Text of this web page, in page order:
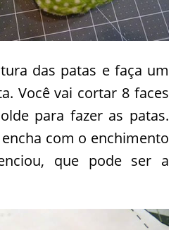
das patas e faça um
Você vai cortar 8 faces
para fazer as patas.
com o enchimento
que pode ser a